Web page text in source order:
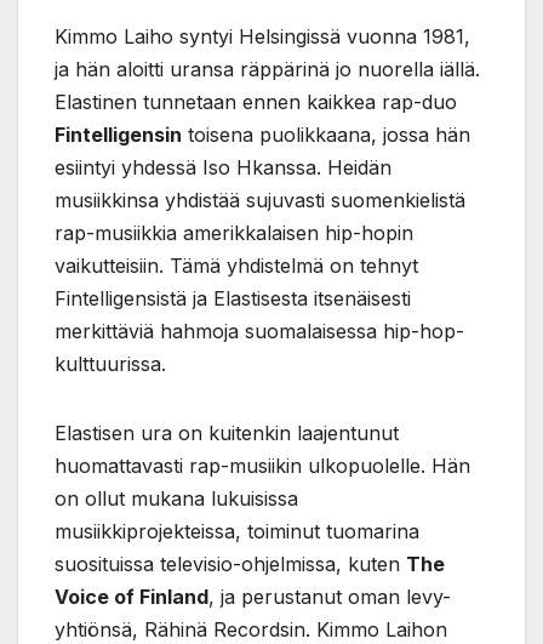
Kimmo Laiho syntyi Helsingissä vuonna 1981,
ja hän aloitti uransa räppärinä jo nuorella iällä.
Elastinen tunnetaan ennen kaikkea rap-duo
Fintelligensin toisena puolikkaana, jossa hän
esiintyi yhdessä Iso Hkanssa. Heidän
musiikkinsa yhdistää sujuvasti suomenkielistä
rap-musiikkia amerikkalaisen hip-hopin
vaikutteisiin. Tämä yhdistelmä on tehnyt
Fintelligensistä ja Elastisesta itsenäisesti
merkittäviä hahmoja suomalaisessa hip-hop-
kulttuurissa.
Elastisen ura on kuitenkin laajentunut
huomattavasti rap-musiikin ulkopuolelle. Hän
on ollut mukana lukuisissa
musiikkiprojekteissa, toiminut tuomarina
suosituissa televisio-ohjelmissa, kuten The
Voice of Finland, ja perustanut oman levy-
yhtiönsä, Rähinä Recordsin. Kimmo Laihon